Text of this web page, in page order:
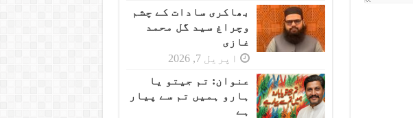
بھاکری سادات کے چشم
وچراغ سید گل محمد
غازی
اپریل 7, 2026
عنوان: تم جیتو یا
ہارو ہمیں تم سے پیار
ہے